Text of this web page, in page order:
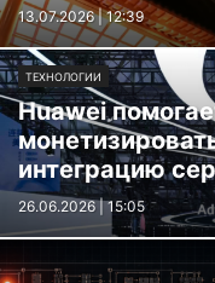
13.07.2026 | 12:39
ТЕХНОЛОГИИ
Huawei
интеграцию
26.06.2026 | 15:05